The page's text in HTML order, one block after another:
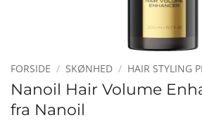
FORSIDE / SKØNHED / HAIR STYLING
Nanoil Hair Volume
fra Nanoil